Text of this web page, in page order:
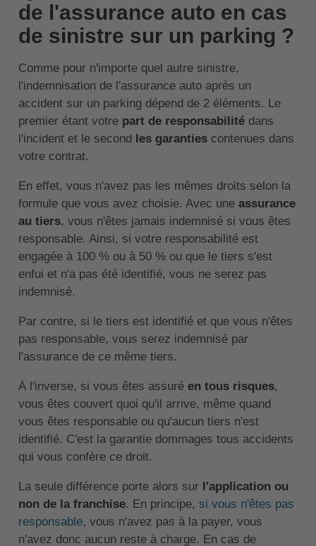
de l'assurance auto en cas
de sinistre sur un parking ?
Comme pour n'importe quel autre sinistre,
l'indemnisation de l'assurance auto après un
accident sur un parking dépend de 2 éléments. Le
premier étant votre part de responsabilitédans
l'incident et le second les garantiescontenues dans
votre contrat.
En effet, vous n'avez pas les mêmes droits selon la
formule que vous avez choisie. Avec une assurance
au tiers, vous n'êtes jamais indemnisé si vous êtes
responsable. Ainsi, si votre responsabilité est
engagée à 100 % ou à 50 % ou que le tiers s'est
enfui et n'a pas été identifié, vous ne serez pas
indemnisé.
Par contre, si le tiers est identifié et que vous n'êtes
pas responsable, vous serez indemnisé par
l'assurance de ce même tiers.
À l'inverse, si vous êtes assuré en tous risques,
vous êtes couvert quoi qu'il arrive, même quand
vous êtes responsable ou qu'aucun tiers n'est
identifié. C'est la garantie dommages tous accidents
qui vous confère ce droit.
La seule différence porte alors sur l'application ou
non de la franchise. En principe, si vous n'êtes pas
responsable, vous n'avez pas à la payer, vous
n'avez donc aucun reste à charge. En cas de